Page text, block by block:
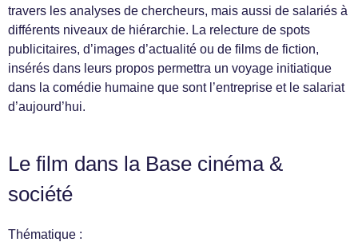
travers les analyses de chercheurs, mais aussi de salariés à
différents niveaux de hiérarchie. La relecture de spots
publicitaires, d’images d’actualité ou de films de fiction,
insérés dans leurs propos permettra un voyage initiatique
dans la comédie humaine que sont l’entreprise et le salariat
d’aujourd’hui.
Le film dans la Base cinéma &
société
Thématique :